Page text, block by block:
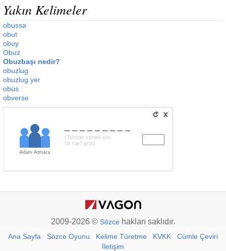
Yakın Kelimeler
obussa
obut
obuy
Obuz
Obuzbaşı nedir?
obuzlug
obuzlug yer
obüs
obverse
(Tahmin etmek için
bir harf girin)
2009-2026 © Sözce hakları saklıdır.
Ana Sayfa Sözce Oyunu Kelime Türetme KVKK
Cümle Çeviri
İletişim